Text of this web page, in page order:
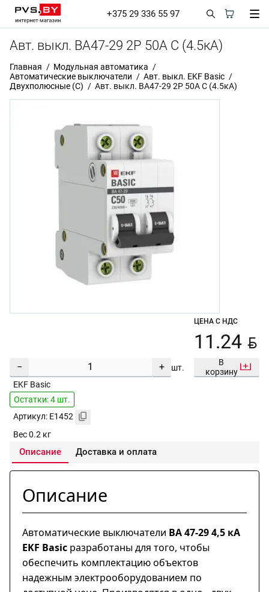
+375 29 336 55 97
Авт. выкл. ВА47-29 2P 50А С (4.5кА)
Главная
Модульная автоматика
Автоматические выключатели
Авт. выкл. EKF Basic
Двухполюсные (C)
Авт. выкл. ВА47-29 2P 50А С (4.5кА)
− + шт.
ЦЕНА С НДС
11.24 BYN
В
корзину
EKF Basic
Остатки: 4 шт.
Артикул: E1452
Вес 0.2 кг
Описание Доставка и оплата
Описание
Автоматические выключатели ВА 47-29 4,5 кА
EKF Basic разработаны для того, чтобы
обеспечить комплектацию объектов
надежным электрооборудованием по